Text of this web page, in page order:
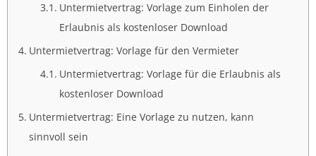
Untermietvertrag: Vorlage zum Einholen der
Erlaubnis als kostenloser Download
Untermietvertrag: Vorlage für den Vermieter
Untermietvertrag: Vorlage für die Erlaubnis als
kostenloser Download
Untermietvertrag: Eine Vorlage zu nutzen, kann
sinnvoll sein